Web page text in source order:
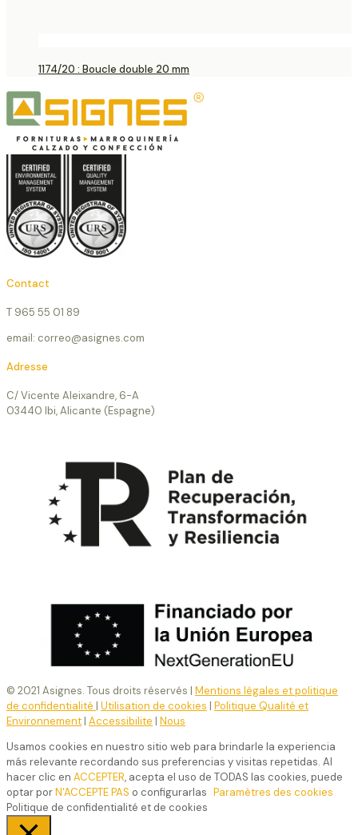
1174/20 : Boucle double 20 mm
Contact
T 965 55 01 89
email: correo@asignes.com
Adresse
C/ Vicente Aleixandre, 6-A
03440 Ibi, Alicante (Espagne)
© 2021 Asignes. Tous droits réservés | Mentions légales et politique
de confidentialité | Utilisation de cookies | Politique Qualité et
Environnement| Accessibilite | Nous
Usamos cookies en nuestro sitio web para brindarle la experiencia
más relevante recordando sus preferencias y visitas repetidas. Al
hacer clic en ACCEPTER, acepta el uso de TODAS las cookies, puede
optar porN'ACCEPTE PAS o configurarlas Paramètres des cookies
Politique de confidentialité et de cookies